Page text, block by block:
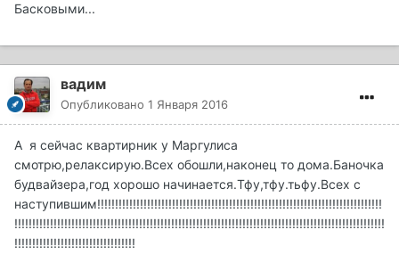
Басковыми...
вадим
Опубликовано 1 Января 2016
А я сейчас квартирник у Маргулиса
смотрю,релаксирую.Всех обошли,наконец то дома.Баночка
будвайзера,год хорошо начинается.Тфу,тфу.тьфу.Всех с
наступившим!!!!!!!!!!!!!!!!!!!!!!!!!!!!!!!!!!!!!!!!!!!!!!!!!!!!!!!!!!!!!!!!!!!!!!!!!!!!!!!!
!!!!!!!!!!!!!!!!!!!!!!!!!!!!!!!!!!!!!!!!!!!!!!!!!!!!!!!!!!!!!!!!!!!!!!!!!!!!!!!!!!!!!!!!!!!!!!!!!!!!!!!!
!!!!!!!!!!!!!!!!!!!!!!!!!!!!!!!!!!